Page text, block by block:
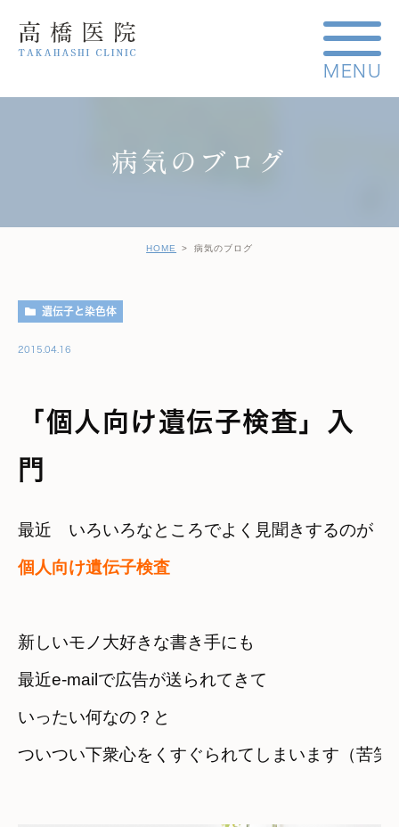
病気のブログ
HOME 病気のブログ
遺伝子と染色体
2015.04.16
「個人向け遺伝子検査」入
門
個人向け遺伝子検査
新しいモノ大好きな書き手にも
最近e-mailで広告が送られてきて
いったい何なの？と
ついつい下衆心をくすぐられてしまいます（苦笑